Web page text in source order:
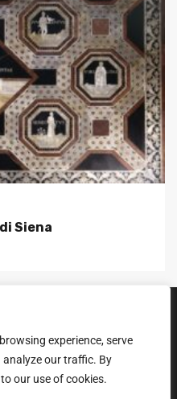
experience, serve
our traffic. By
our use of cookies.
Siena